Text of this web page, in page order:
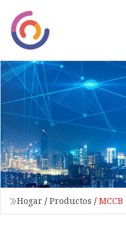
Hogar / Productos / MCCB